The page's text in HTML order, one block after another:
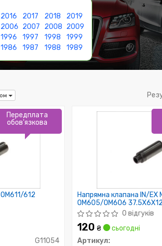
2016 2017 2018
2019
2006 2007 2008 2009
1996 1997 1998
1999
1986 1987 1988 1989
612
G11054
Передплата
обов'язкова
Напрямна клапана IN/EX
OM605/OM606
0 відгуків
120₴
сьогодні
Артикул: